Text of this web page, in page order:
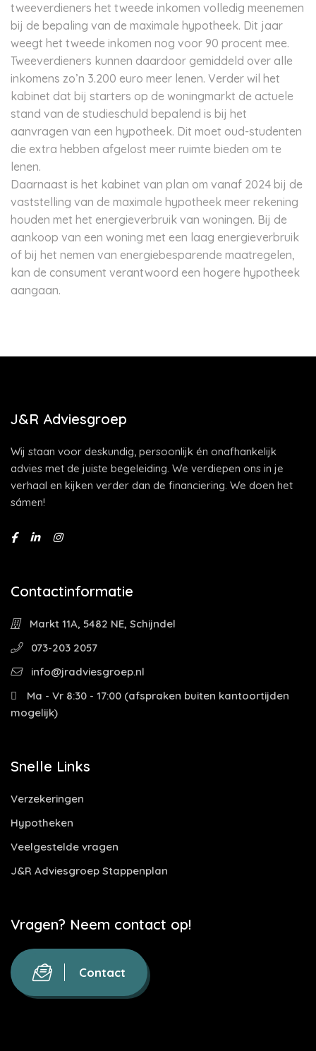
tweeverdieners het tweede inkomen volledig meenemen
bij de bepaling van de maximale hypotheek. Dit jaar
weegt het tweede inkomen nog voor 90 procent mee.
Tweeverdieners kunnen daardoor gemiddeld over alle
inkomens zo’n 3.200 euro meer lenen. Verder wil het
kabinet dat bij starters op de woningmarkt de actuele
stand van de studieschuld bepalend is bij het
aanvragen van een hypotheek. Dit moet oud-studenten
die extra hebben afgelost meer ruimte bieden om te
lenen.
Daarnaast is het kabinet van plan om vanaf 2024 bij de
vaststelling van de maximale hypotheek meer rekening
houden met het energieverbruik van woningen. Bij de
aankoop van een woning met een laag energieverbruik
of bij het nemen van energiebesparende maatregelen,
kan de consument verantwoord een hogere hypotheek
aangaan.
J&R Adviesgroep
Wij staan voor deskundig, persoonlijk én onafhankelijk
advies met de juiste begeleiding. We verdiepen ons in je
verhaal en kijken verder dan de financiering. We doen het
sámen!
Contactinformatie
Markt 11A, 5482 NE, Schijndel
073-203 2057
info@jradviesgroep.nl
Ma - Vr 8:30 - 17:00 (afspraken buiten kantoortijden
mogelijk)
Snelle Links
Verzekeringen
Hypotheken
Veelgestelde vragen
J&R Adviesgroep Stappenplan
Vragen? Neem contact op!
Contact